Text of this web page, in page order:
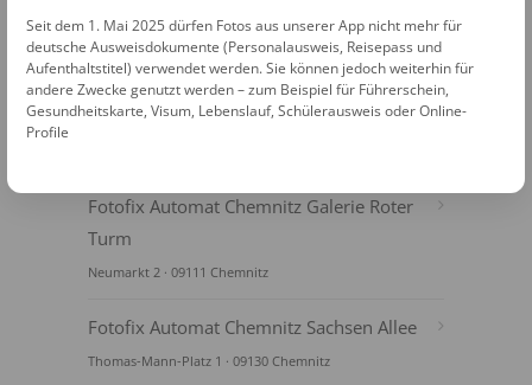
Fotofix Automat Chemnitz Galerie Roter
Turm
Neumarkt 2 · 09111 Chemnitz
Fotofix Automat Chemnitz Sachsen Allee
Thomas-Mann-Platz 1 · 09130 Chemnitz
Seit dem 1. Mai 2025 dürfen Fotos aus unserer App nicht mehr für
deutsche Ausweisdokumente (Personalausweis, Reisepass und
Aufenthaltstitel) verwendet werden. Sie können jedoch weiterhin für
andere Zwecke genutzt werden – zum Beispiel für Führerschein,
Gesundheitskarte, Visum, Lebenslauf, Schülerausweis oder Online-
Profile